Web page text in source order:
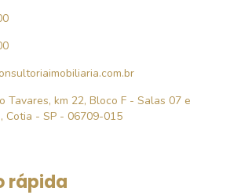
Tavares, km 22, Bloco F - Salas 07 e
Cotia - SP - 06709-015
rápida